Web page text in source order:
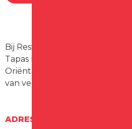
Bij Restaurant Peking serveren
Tapas menu en kunt u a la
Oriëntaalse Tapas menu kunt
van veel Chinese & Japanse
ADRES